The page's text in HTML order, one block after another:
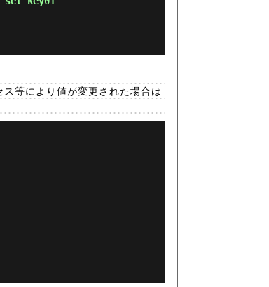
等により値が変更された場合は